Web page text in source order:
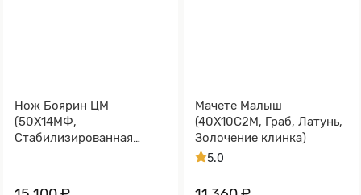
Нож Боярин ЦМ
(50Х14МФ,
Стабилизированная
Мачете Малыш
(40Х10С2М, Граб, Латунь,
Золочение клинка)
5.0